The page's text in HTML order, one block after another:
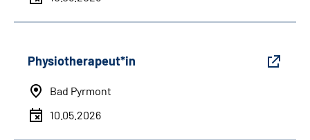
Physiotherapeut*in
Bad Pyrmont
10.05.2026